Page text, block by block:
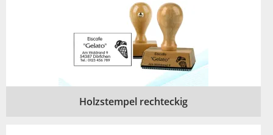
Holzstempel rechteckig